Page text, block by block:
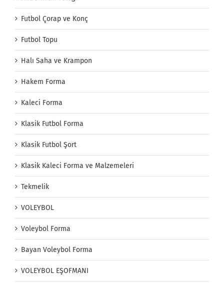
Futbol Çorap ve Konç
Futbol Topu
Halı Saha ve Krampon
Hakem Forma
Kaleci Forma
Klasik Futbol Forma
Klasik Futbol Şort
Klasik Kaleci Forma ve Malzemeleri
Tekmelik
VOLEYBOL
Voleybol Forma
Bayan Voleybol Forma
VOLEYBOL EŞOFMANI